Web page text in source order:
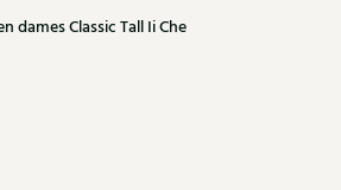
dames Classic Tall Ii Che